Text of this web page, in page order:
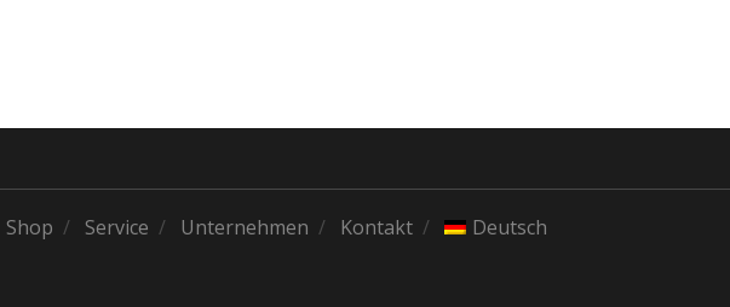
Shop Service Unternehmen Kontakt Deutsch